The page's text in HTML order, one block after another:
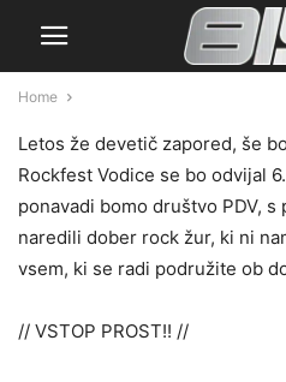
Home
Letos že devetič zapored, še
Rockfest Vodice se bo odvijal
ponavadi bomo društvo PDV,
naredili dober rock žur, ki ni
vsem, ki se radi podružite ob
// VSTOP PROST!! //